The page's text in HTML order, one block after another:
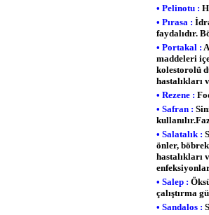
• Pelinotu :
• Pırasa :
faydalıdır.
• Portakal :
maddeleri
kolestorolü
hastalıkları
• Rezene :
• Safran :
• Salatalık :
önler,
hastalıkları
• Salep :
çalıştırma
• Sandalos :